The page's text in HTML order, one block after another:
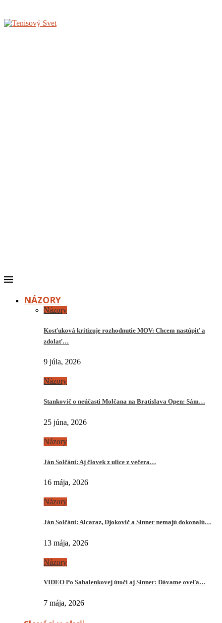
NÁZORY
Názory
Kosťuková kritizuje rozhodnutie MOV: Chcem nastúpiť a
zdolať…
9 júla, 2026
Názory
Stankovič o neúčasti Molčana na Bratislava Open: Sám…
25 júna, 2026
Názory
Ján Solčáni: Aj človek z ulice z večera…
16 mája, 2026
Názory
Ján Solčáni: Alcaraz, Djokovič a Sinner nemajú dokonalú…
13 mája, 2026
Názory
VIDEO Po Sabalenkovej útočí aj Sinner: Dávame oveľa…
7 mája, 2026